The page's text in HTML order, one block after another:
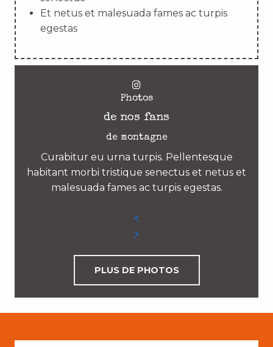
Et netus et malesuada fames ac turpis
egestas
Photos
de nos fans
de montagne
Curabitur eu urna turpis. Pellentesque
habitant morbi tristique senectus et netus et
malesuada fames ac turpis egestas.
PLUS DE PHOTOS